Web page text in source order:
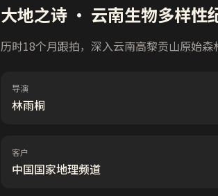
大地之诗 · 云南生物多样性
历时18个月跟拍，深入云南高黎贡山原始
导演
林雨桐
客户
中国国家地理频道